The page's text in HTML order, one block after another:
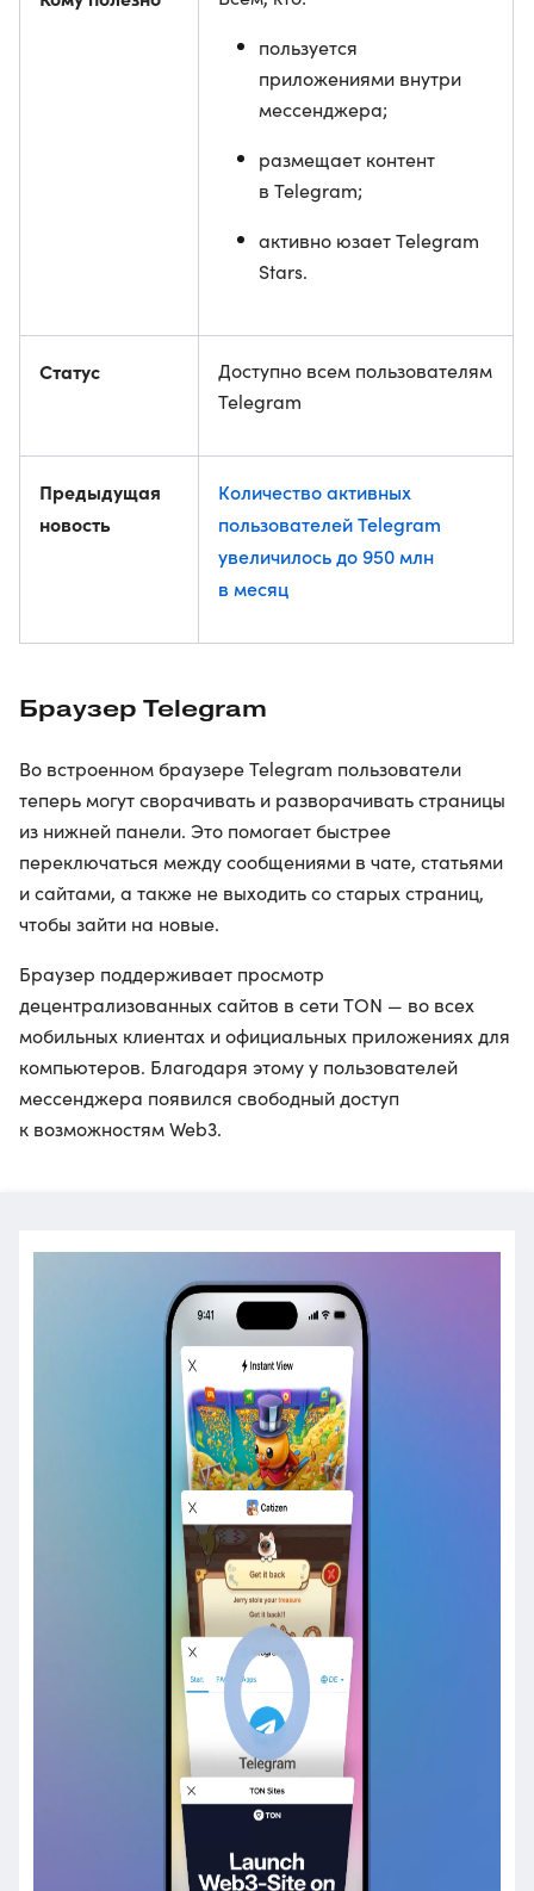
пользуется
приложениями внутри
мессенджера;
размещает контент
в Telegram;
активно юзает Telegram
Stars.
Статус
Доступно всем пользователям
Telegram
Предыдущая
новость
Количество активных
пользователей Telegram
увеличилось до 950 млн
в месяц
Браузер Telegram
Во встроенном браузере Telegram пользователи
теперь могут сворачивать и разворачивать страницы
из нижней панели. Это помогает быстрее
переключаться между сообщениями в чате, статьями
и сайтами, а также не выходить со старых страниц,
чтобы зайти на новые.
Браузер поддерживает просмотр
децентрализованных сайтов в сети TON — во всех
мобильных клиентах и официальных приложениях для
компьютеров. Благодаря этому у пользователей
мессенджера появился свободный доступ
к возможностям Web3.